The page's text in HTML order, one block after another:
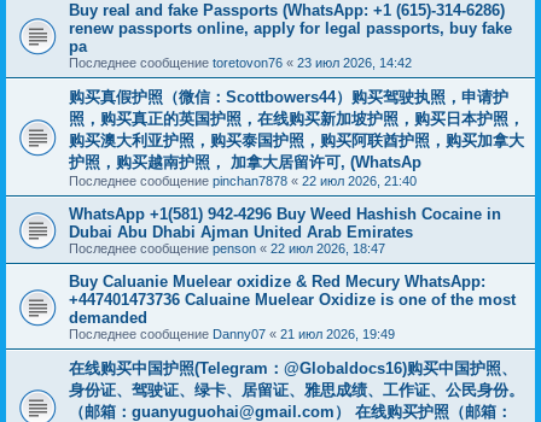
Buy real and fake Passports (WhatsApp: +1 (615)-314-6286)
renew passports online, apply for legal passports, buy fake
pa
Последнее сообщение toretovon76 « 23 июл 2026, 14:42
购买真假护照（微信：Scottbowers44）购买驾驶执照，申请护
照，购买真正的英国护照，在线购买新加坡护照，购买日本护照，
购买澳大利亚护照，购买泰国护照，购买阿联酋护照，购买加拿大
护照，购买越南护照， 加拿大居留许可, (WhatsAp
Последнее сообщение pinchan7878 « 22 июл 2026, 21:40
WhatsApp +1(581) 942-4296 Buy Weed Hashish Cocaine in
Dubai Abu Dhabi Ajman United Arab Emirates
Последнее сообщение penson « 22 июл 2026, 18:47
Buy Caluanie Muelear oxidize & Red Mecury WhatsApp:
+447401473736 Caluaine Muelear Oxidize is one of the most
demanded
Последнее сообщение Danny07 « 21 июл 2026, 19:49
在线购买中国护照(Telegram：@Globaldocs16)购买中国护照、
身份证、驾驶证、绿卡、居留证、雅思成绩、工作证、公民身份。
（邮箱： guanyuguohai@gmail.com ） 在线购买护照（邮箱：